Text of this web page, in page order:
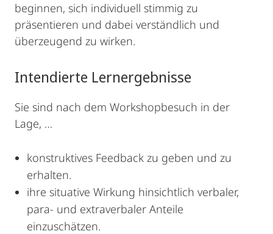
beginnen, sich individuell stimmig zu
präsentieren und dabei verständlich und
überzeugend zu wirken.
Intendierte Lernergebnisse
Sie sind nach dem Workshopbesuch in der
Lage, …
konstruktives Feedback zu geben und zu
erhalten.
ihre situative Wirkung hinsichtlich verbaler,
para- und extraverbaler Anteile
einzuschätzen.